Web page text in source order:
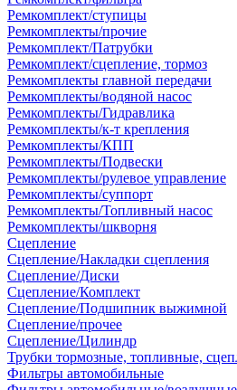
Ремкомплект/ступицы
Ремкомплекты/прочие
Ремкомплект/Патрубки
Ремкомплект/сцепление, тормоз
Ремкомплекты главной передачи
Ремкомплекты/водяной насос
Ремкомплекты/Гидравлика
Ремкомплекты/к-т крепления
Ремкомплекты/КПП
Ремкомплекты/Подвески
Ремкомплекты/рулевое управление
Ремкомплекты/суппорт
Ремкомплекты/Топливный насос
Ремкомплекты/шкворня
Сцепление
Сцепление/Накладки сцепления
Сцепление/Диски
Сцепление/Комплект
Сцепление/Подшипник выжимной
Сцепление/прочее
Сцепление/Цилиндр
Трубки тормозные, топливные,
Фильтры автомобильные